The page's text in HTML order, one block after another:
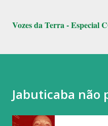
Vozes da Terra - Especial
Jabuticaba não